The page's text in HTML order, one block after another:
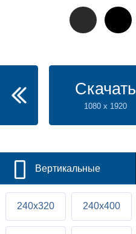
Скачать
1080 x 1920
Вертикальные
240x320 240x400